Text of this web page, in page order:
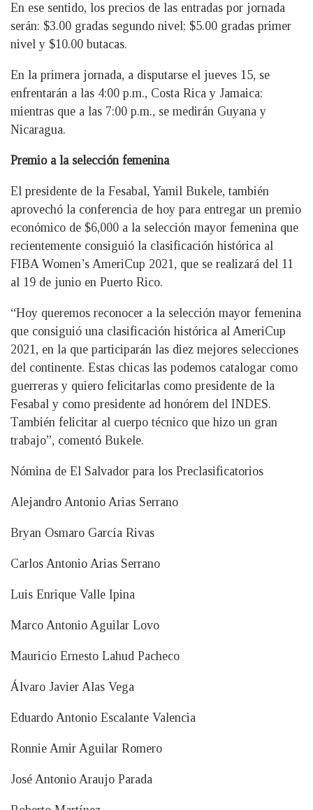
En ese sentido, los precios de las entradas por jornada
serán: $3.00 gradas segundo nivel; $5.00 gradas primer
nivel y $10.00 butacas.
En la primera jornada, a disputarse el jueves 15, se
enfrentarán a las 4:00 p.m., Costa Rica y Jamaica;
mientras que a las 7:00 p.m., se medirán Guyana y
Nicaragua.
Premio a la selección femenina
El presidente de la Fesabal, Yamil Bukele, también
aprovechó la conferencia de hoy para entregar un premio
económico de $6,000 a la selección mayor femenina que
recientemente consiguió la clasificación histórica al
FIBA Women’s AmeriCup 2021, que se realizará del 11
al 19 de junio en Puerto Rico.
“Hoy queremos reconocer a la selección mayor femenina
que consiguió una clasificación histórica al AmeriCup
2021, en la que participarán las diez mejores selecciones
del continente. Estas chicas las podemos catalogar como
guerreras y quiero felicitarlas como presidente de la
Fesabal y como presidente ad honórem del INDES.
También felicitar al cuerpo técnico que hizo un gran
trabajo”, comentó Bukele.
Nómina de El Salvador para los Preclasificatorios
Alejandro Antonio Arias Serrano
Bryan Osmaro García Rivas
Carlos Antonio Arias Serrano
Luis Enrique Valle Ipina
Marco Antonio Aguilar Lovo
Mauricio Ernesto Lahud Pacheco
Álvaro Javier Alas Vega
Eduardo Antonio Escalante Valencia
Ronnie Amir Aguilar Romero
José Antonio Araujo Parada